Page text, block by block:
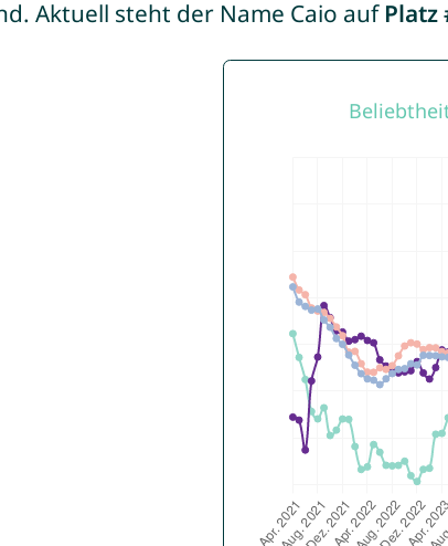
Aktuell steht der Name Caio auf Platz